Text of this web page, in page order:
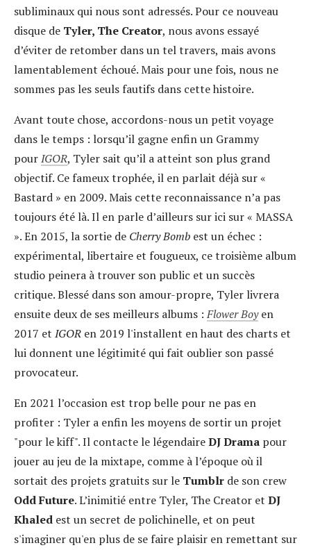
subliminaux qui nous sont adressés. Pour ce nouveau
disque de Tyler, The Creator, nous avons essayé
d’éviter de retomber dans un tel travers, mais avons
lamentablement échoué. Mais pour une fois, nous ne
sommes pas les seuls fautifs dans cette histoire.
Avant toute chose, accordons-nous un petit voyage
dans le temps : lorsqu’il gagne enfin un Grammy
pourIGOR, Tyler sait qu’il a atteint son plus grand
objectif. Ce fameux trophée, il en parlait déjà sur «
Bastard » en 2009. Mais cette reconnaissance n’a pas
toujours été là. Il en parle d’ailleurs sur ici sur « MASSA
». En 2015, la sortie de Cherry Bomb est un échec :
expérimental, libertaire et fougueux, ce troisième album
studio peinera à trouver son public et un succès
critique. Blessé dans son amour-propre, Tyler livrera
ensuite deux de ses meilleurs albums :Flower Boyen
2017 et IGOR en 2019 l'installent en haut des charts et
lui donnent une légitimité qui fait oublier son passé
provocateur.
En 2021 l’occasion est trop belle pour ne pas en
profiter : Tyler a enfin les moyens de sortir un projet
"pour le kiff". Il contacte le légendaireDJ Drama pour
jouer au jeu de la mixtape, comme à l’époque où il
sortait des projets gratuits sur le Tumblr de son crew
Odd Future. L’inimitié entre Tyler, The Creator et DJ
Khaled est un secret de polichinelle, et on peut
s'imaginer qu'en plus de se faire plaisir en remettant sur